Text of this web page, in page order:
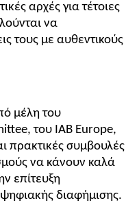
αρχές για τέτοιες
να
τους με αυθεντικούς
μέλη του
του IAB Europe,
πρακτικές συμβουλές
να κάνουν καλά
επίτευξη
διαφήμισης.